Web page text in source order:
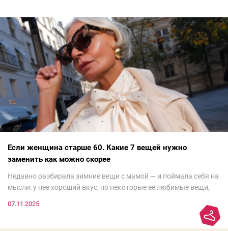
Если женщина старше 60. Какие 7 вещей нужно
заменить как можно скорее
Недавно разбирала зимние вещи с мамой — и поймала себя на
мысли: у нее хороший вкус, но некоторые ее любимые вещи,
моды. Вовсе нет.Проблема в том, что сама мода сделала шаг
07.11.2025